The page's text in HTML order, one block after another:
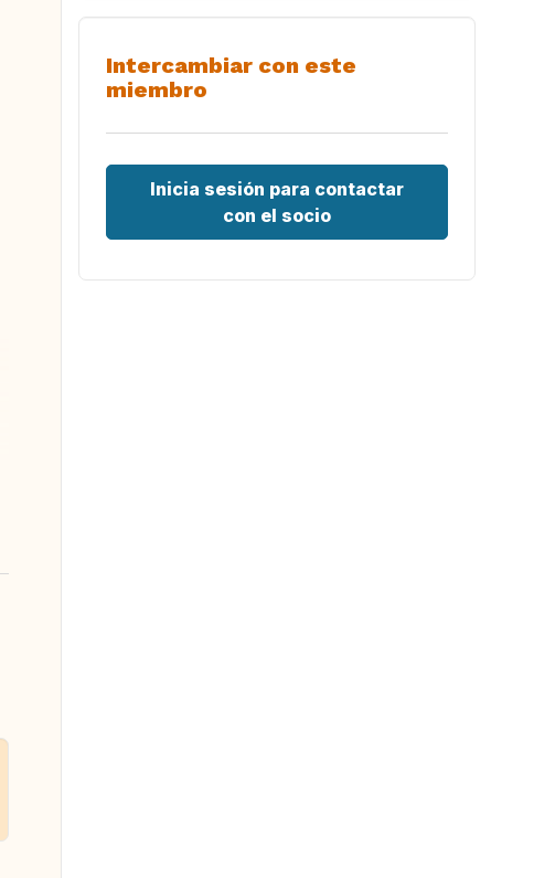
Intercambiar con este
miembro
Inicia sesión para contactar
con el socio